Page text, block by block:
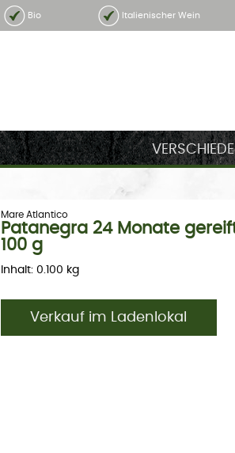
Bio Italienischer Wein
Mare Atlantico
Patanegra 24 Monate
100 g
Inhalt: 0.100 kg
Verkauf im Ladenlokal